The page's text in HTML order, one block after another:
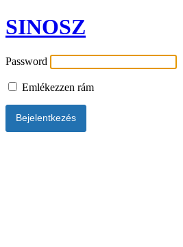
SINOSZ
Password
Emlékezzen rám